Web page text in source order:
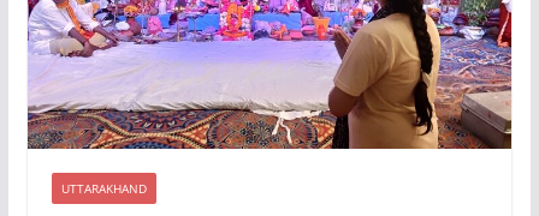
UTTARAKHAND